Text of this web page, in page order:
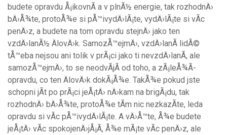
budete opravdu Å¡ikovnÃ­ a v plnÃ½ energie, tak rozhodnÄ›
bÄ›Å¾te, protoÅ¾e si pÅ™ivydÄ›lÃ¡te, vydÄ›lÃ¡te si vÃ­c
penÄ›z, a budete na tom opravdu stejnÄ› jako ten
vzdÄ›lanÃ½ ÄlovÄ›k. SamozÅ™ejmÄ›, vzdÄ›lanÃ­ lidÃ©
tÅ™eba nejsou ani tolik v prÃ¡ci jako ti nevzdÄ›lanÃ­, ale
samozÅ™ejmÄ›, to se neodvÃ­jÃ­ od toho, a zÃ¡leÅ¾Ã­
opravdu, co ten ÄlovÄ›k dokÃ¡Å¾e. TakÅ¾e pokud jste
schopni jÃ­t po prÃ¡ci jeÅ¡tÄ› nÄ›kam na brigÃ¡du, tak
rozhodnÄ› bÄ›Å¾te, protoÅ¾e tÃ­m nic nezkazÃ­te, leda
opravdu si vÃ­c pÅ™ivydÄ›lÃ¡te. A vÄ›Å™te, Å¾e budete
jeÅ¡tÄ› vÃ­c spokojenÄ›jÅ¡Ã­, Å¾e mÃ¡te vÃ­c penÄ›z, ale